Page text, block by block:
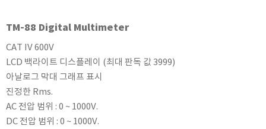
JFE Advantech
KASUGA
KETT
KORNO
KYORITSU
Martens (GHM Group)
TM-88 Digital Multimeter
CAT IV 600V
LCD 백라이트 디스플레이 (최대 판독 값 3999)
아날로그 막대 그래프 표시
진정한 Rms.
AC 전압 범위 : 0 ~ 1000V.
DC 전압 범위 : 0 ~ 1000V.